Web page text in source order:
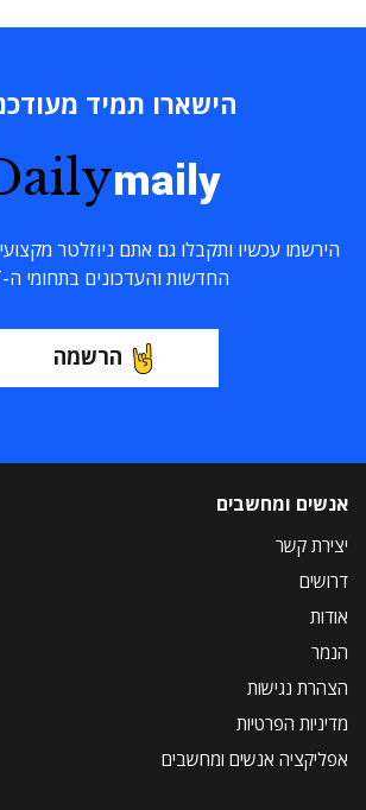
הישארו תמיד
maily
הירשמו עכשיו ותקבלו גם אתם ניוזלטר
החדשות והעדכונים בתחומי ה-ICT
הרשמה
אנשים ומחשבים
יצירת קשר
דרושים
אודות
הנמר
הצהרת נגישות
מדיניות הפרטיות
אפליקציה אנשים ומחשבים